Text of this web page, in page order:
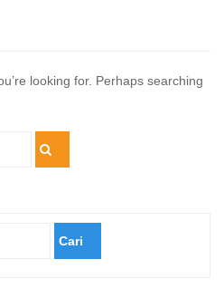
looking for. Perhaps searching
Cari